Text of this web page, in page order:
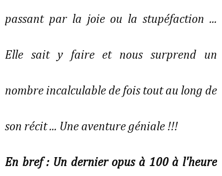
passant par la joie ou la stupéfaction ...
Elle sait y faire et nous surprend un
nombre incalculable de fois tout au long de
son récit ... Une aventure géniale !!!
En bref : Un dernier opus à 100 à l'heure